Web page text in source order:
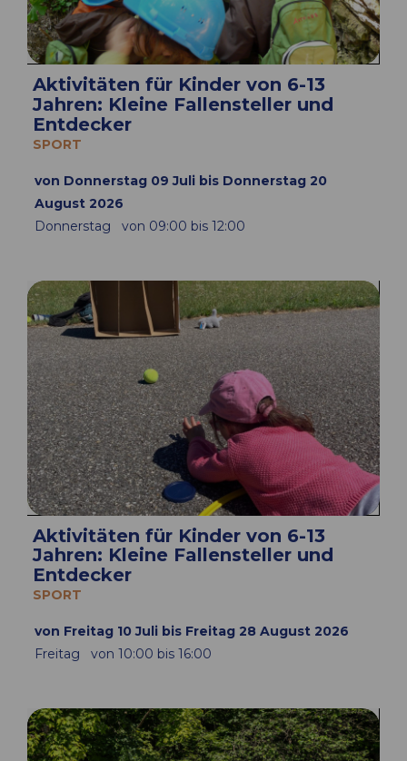
Aktivitäten für Kinder von 6-13
Jahren: Kleine Fallensteller und
Entdecker
SPORT
von Donnerstag 09 Juli bis Donnerstag 20
August 2026
Donnerstag
von 09:00 bis 12:00
Aktivitäten für Kinder von 6-13
Jahren: Kleine Fallensteller und
Entdecker
SPORT
von Freitag 10 Juli bis Freitag 28 August 2026
Freitag
von 10:00 bis 16:00